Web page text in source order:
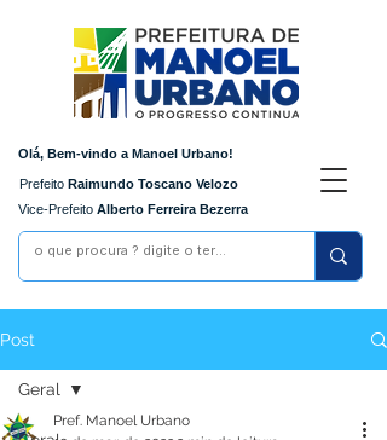
Olá, Bem-vindo a Manoel Urbano!
Prefeito Raimundo Toscano Velozo
Vice-Prefeito Alberto Ferreira Bezerra
Post
Geral
Pref. Manoel Urbano